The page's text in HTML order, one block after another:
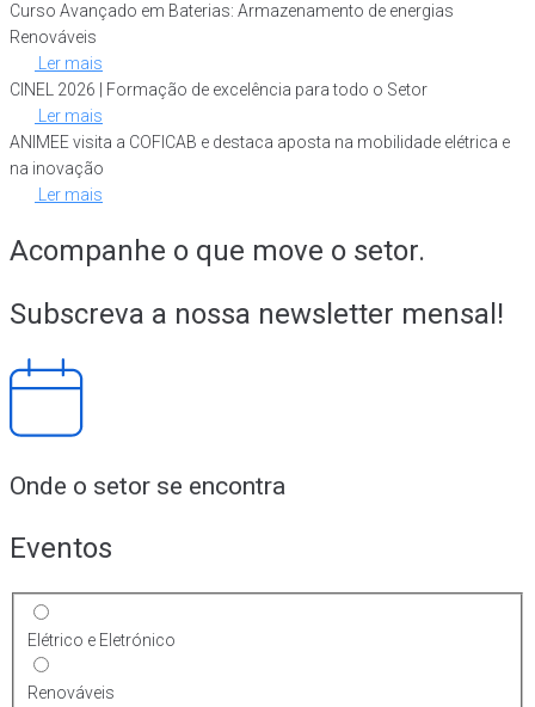
Curso Avançado em Baterias: Armazenamento de energias
Renováveis
Ler mais
CINEL 2026 | Formação de excelência para todo o Setor
Ler mais
ANIMEE visita a COFICAB e destaca aposta na mobilidade elétrica e
na inovação
Ler mais
Acompanhe o que move o setor.
Subscreva a nossa newsletter mensal!
Onde o setor se encontra
Eventos
Elétrico e Eletrónico
Renováveis